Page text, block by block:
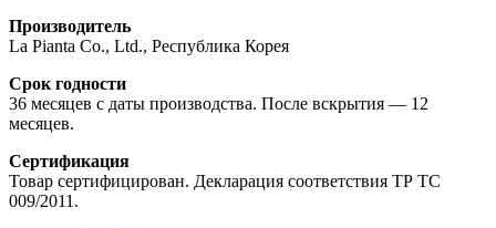
Производитель
La Pianta Co., Ltd., Республика Корея
Срок годности
36 месяцев с даты производства. После вскрытия — 12
месяцев.
Сертификация
Товар сертифицирован. Декларация соответствия ТР ТС
009/2011.